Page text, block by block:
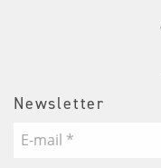
Newsletter
E-